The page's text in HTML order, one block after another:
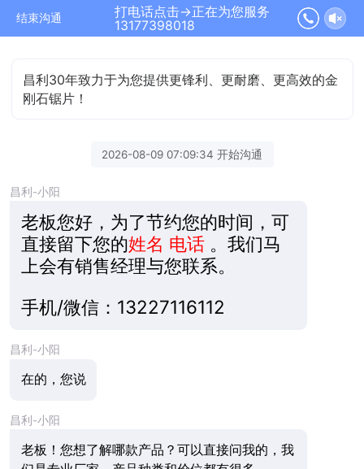
结束沟通
打电话点击→正在为您服务
13177398018
昌利30年致力于为您提供更锋利、更耐磨、更高效的金
刚石锯片！
2026-08-09 07:09:34 开始沟通
昌利-小阳
老板您好，为了节约您的时间，可
直接留下您的姓名 电话。我们马
上会有销售经理与您联系。
手机/微信：13227116112
昌利-小阳
在的，您说
昌利-小阳
老板！您想了解哪款产品？可以直接问我的，我